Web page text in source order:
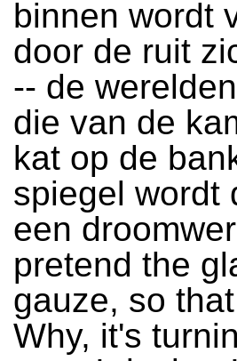
binnen wordt
door de ruit
-- de
die van de
kat op de
spiegel wordt
een
pretend the
gauze, so
Why, it's